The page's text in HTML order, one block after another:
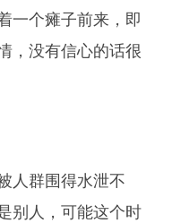
一个瘫子前来，即
，没有信心的话很
人群围得水泄不
别人，可能这个时